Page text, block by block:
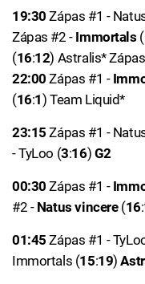
19:30 Zápas #1 -
Zápas #2 - Immortals (
(16:12) Astralis*
22:00 Zápas #1 -
(16:1) Team Liquid*
23:15 Zápas #1 -
- TyLoo (3:16) G2
00:30 Zápas #1 -
#2 - Natus vincere(16:
01:45 Zápas #1 -
Immortals (15:19)